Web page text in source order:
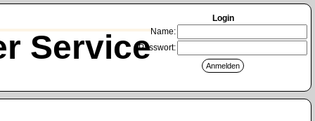
Service
Login
Name:
Passwort: